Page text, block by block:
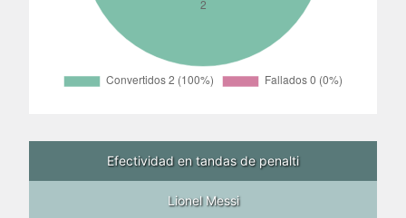
Efectividad en tandas de penalti
Lionel Messi